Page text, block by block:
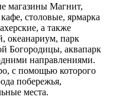
магазины Магнит,
столовые, ярмарка
а также
океанариум, парк
Богородицы, аквапарк
направлениями.
с помощью которого
побережья,
места.